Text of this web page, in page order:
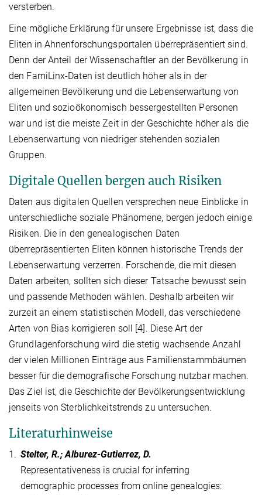
versterben.
Eine mögliche Erklärung für unsere Ergebnisse ist, dass die
Eliten in Ahnenforschungsportalen überrepräsentiert sind.
Denn der Anteil der Wissenschaftler an der Bevölkerung in
den FamiLinx-Daten ist deutlich höher als in der
allgemeinen Bevölkerung und die Lebenserwartung von
Eliten und sozioökonomisch bessergestellten Personen
war und ist die meiste Zeit in der Geschichte höher als die
Lebenserwartung von niedriger stehenden sozialen
Gruppen.
Digitale Quellen bergen auch Risiken
Daten aus digitalen Quellen versprechen neue Einblicke in
unterschiedliche soziale Phänomene, bergen jedoch einige
Risiken. Die in den genealogischen Daten
überrepräsentierten Eliten können historische Trends der
Lebenserwartung verzerren. Forschende, die mit diesen
Daten arbeiten, sollten sich dieser Tatsache bewusst sein
und passende Methoden wählen. Deshalb arbeiten wir
zurzeit an einem statistischen Modell, das verschiedene
Arten von Bias korrigieren soll [4]. Diese Art der
Grundlagenforschung wird die stetig wachsende Anzahl
der vielen Millionen Einträge aus Familienstammbäumen
besser für die demografische Forschung nutzbar machen.
Das Ziel ist, die Geschichte der Bevölkerungsentwicklung
jenseits von Sterblichkeitstrends zu untersuchen.
Literaturhinweise
1. Stelter, R.; Alburez-Gutierrez, D.
Representativeness is crucial for inferring
demographic processes from online genealogies: